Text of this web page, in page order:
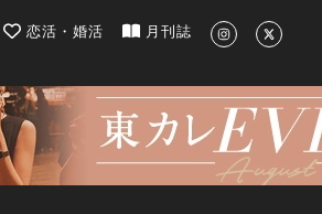
のグルメ、洗練されたライフスタイル情報
恋活・婚活 月刊誌